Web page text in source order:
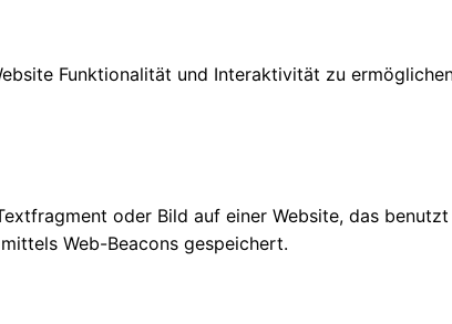
Funktionalität und Interaktivität zu
oder Bild auf einer Website, das
Web-Beacons gespeichert.